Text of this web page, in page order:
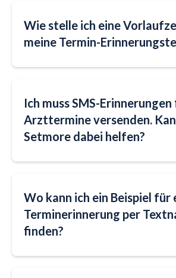
Wie stelle ich eine
meine Termin-
Ich muss SMS-
Arzttermine versenden.
Setmore dabei helfen?
Wo kann ich ein Beispiel für
Terminerinnerung per
finden?